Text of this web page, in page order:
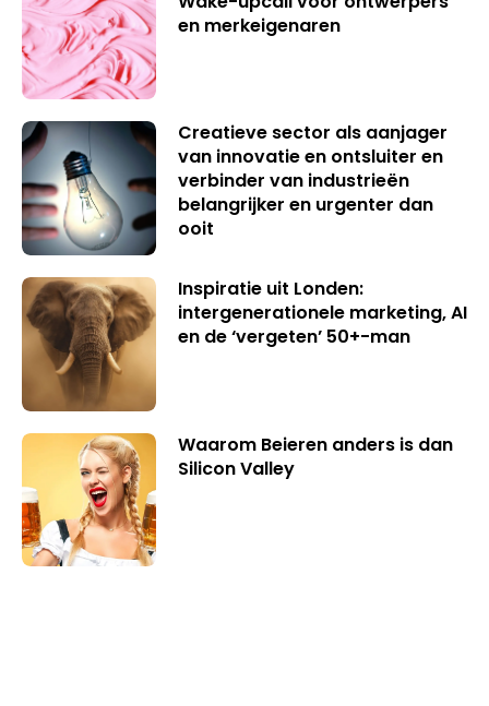
en merkeigenaren
Creatieve sector als aanjager
van innovatie en ontsluiter en
verbinder van industrieën
belangrijker en urgenter dan
ooit
Inspiratie uit Londen:
intergenerationele marketing, AI
en de ‘vergeten’ 50+-man
Waarom Beieren anders is dan
Silicon Valley